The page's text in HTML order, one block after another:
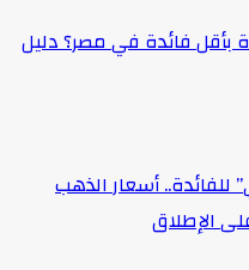
فائدة في مصر؟ دليل
للفائدة.. أسعار الذهب
الإطلاق